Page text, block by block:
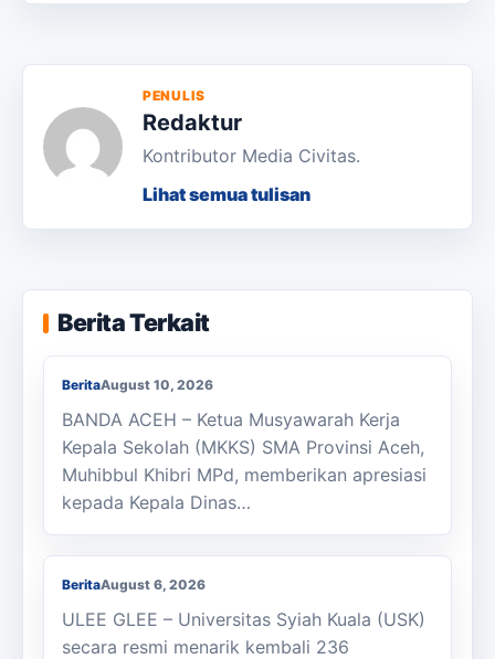
PENULIS
Redaktur
Kontributor Media Civitas.
Lihat semua tulisan
Berita Terkait
Ketua MKKS SMA Provinsi Aceh Berikan
Apresiasi Kepada Murthalamuddin
BeritaAugust 10, 2026
BANDA ACEH – Ketua Musyawarah Kerja
Kepala Sekolah (MKKS) SMA Provinsi Aceh,
Muhibbul Khibri MPd, memberikan apresiasi
kepada Kepala Dinas…
KKN Usai, KOSI USK Apresiasi Dukungan
Masyarakat Bandar Dua
BeritaAugust 6, 2026
ULEE GLEE – Universitas Syiah Kuala (USK)
secara resmi menarik kembali 236